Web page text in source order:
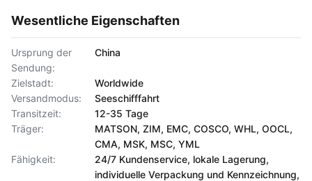
Wesentliche Eigenschaften
Ursprung der
Sendung:
China
Zielstadt:
Worldwide
Versandmodus:
Seeschifffahrt
Transitzeit:
12-35 Tage
Träger:
MATSON, ZIM, EMC, COSCO, WHL, OOCL,
CMA, MSK, MSC, YML
Fähigkeit:
24/7 Kundenservice, lokale Lagerung,
individuelle Verpackung und Kennzeichnung,